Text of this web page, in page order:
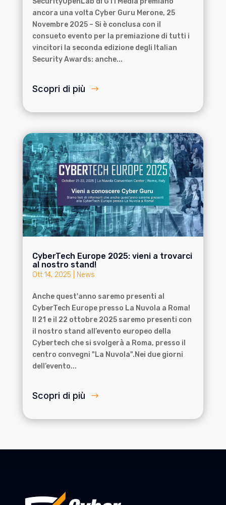
ancora una volta Cyber Guru Merone, 25
Novembre 2025 – Si è conclusa con il
consueto evento per la premiazione di tutti i
vincitori la seconda edizione degli Italian
Security Awards: anche...
Scopri di più
CyberTech Europe 2025: vieni a trovarci
al nostro stand!
Ott 14, 2025 News
Anche quest'anno saremo presenti al
CyberTech Europe presso La Nuvola a Roma!
Il 21 e il 22 ottobre 2025 saremo presenti con
il nostro stand all’evento europeo della
Cybertech che si svolgerà a Roma, presso il
centro convegni "La Nuvola".Nei due giorni
dell’evento...
Scopri di più